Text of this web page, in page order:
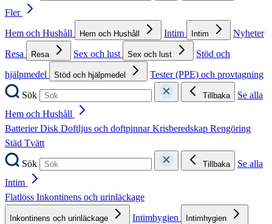
Fler
Hem och Hushåll
Hem och Hushåll Intim Intim
Nyheter
Resa
Resa Sex och lust Sex och lust
Stöd och
hjälpmedel
Stöd och hjälpmedel
Tester (PPE) och provtagning
Sök
Tillbaka
Se alla
Hem och Hushåll
BatterierDisk Doftljus och doftpinnarKrisberedskap Rengöring
Städ Tvätt
Sök
Tillbaka
Se alla
Intim
Flatlöss Inkontinens och urinläckage
Inkontinens och urinläckage Intimhygien Intimhygien